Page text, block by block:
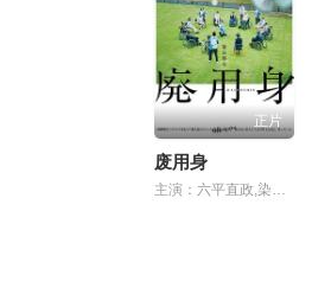
正片
废用身
主演：六平直政,染谷将太,泷内公美,北村有起哉,吉冈睦雄,中村映里子,广末哲万,中井友望